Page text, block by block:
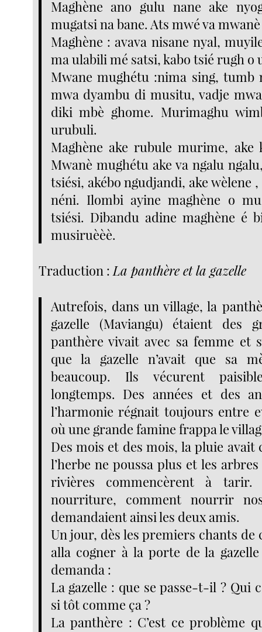
Maghène ano gulu nane ake
mugatsi na bane. Ats mwé va
Maghène : avava nisane nyal,
ma ulabili mé satsi, kabo tsié rugh o
Mwane mughétu :nima sing,
mwa dyambu di musitu, vadje
diki mbè ghome. Murimaghu
urubuli.
Maghène ake rubule murime, ake
Mwanè mughétu ake va ngalu
tsiési, akébo ngudjandi, ake wèlene
néni. Ilombi ayine maghène o
tsiési. Dibandu adine maghène é
musiruèèè.
Traduction :La panthère et la gazelle
Autrefois, dans un village, la
gazelle (Maviangu) étaient des
panthère vivait avec sa femme et
que la gazelle n’avait que sa
beaucoup. Ils vécurent
longtemps. Des années et des
l’harmonie régnait toujours entre
où une grande famine frappa le
Des mois et des mois, la pluie avait
l’herbe ne poussa plus et les
rivières commencèrent à
nourriture, comment nourrir
demandaient ainsi les deux amis.
Un jour, dès les premiers chants de
alla cogner à la porte de la
demanda :
La gazelle : que se passe-t-il ? Qui
si tôt comme ça ?
La panthère : C’est ce problème